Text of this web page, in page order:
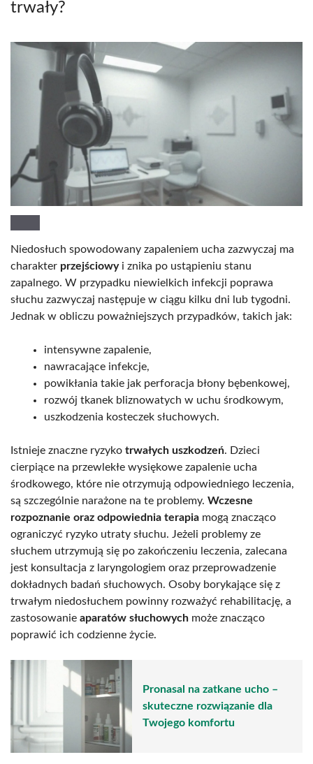
trwały?
Niedosłuch spowodowany zapaleniem ucha zazwyczaj ma
charakter przejściowyi znika po ustąpieniu stanu
zapalnego. W przypadku niewielkich infekcji poprawa
słuchu zazwyczaj następuje w ciągu kilku dni lub tygodni.
Jednak w obliczu poważniejszych przypadków, takich jak:
intensywne zapalenie,
nawracające infekcje,
powikłania takie jak perforacja błony bębenkowej,
rozwój tkanek bliznowatych w uchu środkowym,
uszkodzenia kosteczek słuchowych.
Istnieje znaczne ryzyko trwałych uszkodzeń. Dzieci
cierpiące na przewlekłe wysiękowe zapalenie ucha
środkowego, które nie otrzymują odpowiedniego leczenia,
są szczególnie narażone na te problemy. Wczesne
rozpoznanie oraz odpowiednia terapia mogą znacząco
ograniczyć ryzyko utraty słuchu. Jeżeli problemy ze
słuchem utrzymują się po zakończeniu leczenia, zalecana
jest konsultacja z laryngologiem oraz przeprowadzenie
dokładnych badań słuchowych. Osoby borykające się z
trwałym niedosłuchem powinny rozważyć rehabilitację, a
zastosowanie aparatów słuchowych może znacząco
poprawić ich codzienne życie.
Pronasal na zatkane ucho –
skuteczne rozwiązanie dla
Twojego komfortu